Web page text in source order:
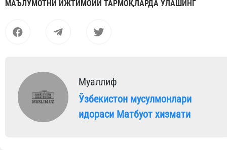
МАЪЛУМОТНИ ИЖТИМОИЙ ТАРМОҚЛАРДА УЛАШИНГ
Муаллиф
Ўзбекистон мусулмонлари
идораси Матбуот хизмати